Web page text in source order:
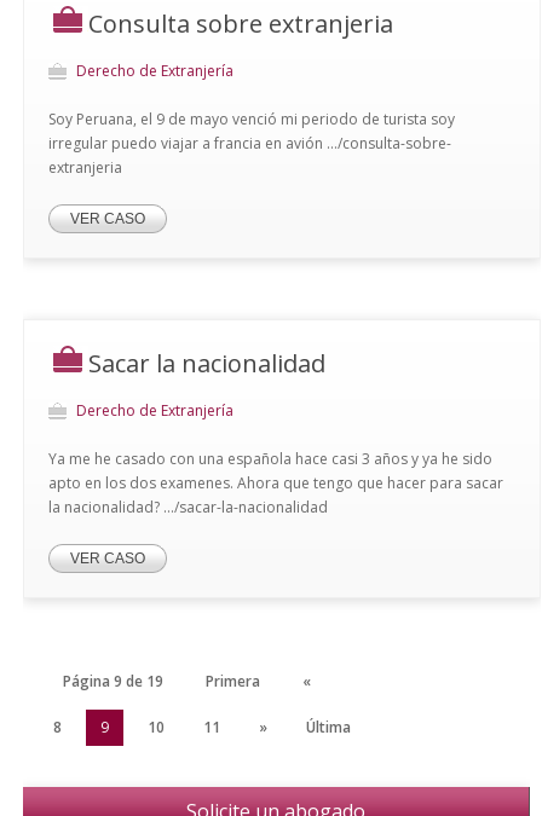
Consulta sobre extranjeria
Derecho de Extranjería
Soy Peruana, el 9 de mayo venció mi periodo de turista soy
irregular puedo viajar a francia en avión .../consulta-sobre-
extranjeria
VER CASO
Sacar la nacionalidad
Derecho de Extranjería
Ya me he casado con una española hace casi 3 años y ya he sido
apto en los dos examenes. Ahora que tengo que hacer para sacar
la nacionalidad? .../sacar-la-nacionalidad
VER CASO
Página 9 de 19 Primera «
8 9 10 11 » Última